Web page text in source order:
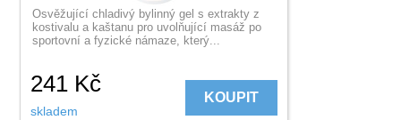
Osvěžující chladivý bylinný gel s extrakty z
kostivalu a kaštanu pro uvolňující masáž po
sportovní a fyzické námaze, který...
241 Kč
skladem
KOUPIT